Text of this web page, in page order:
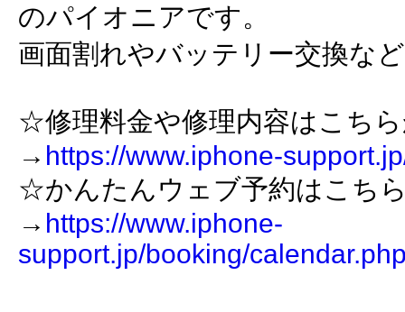
のパイオニアです。
画面割れやバッテリー交換な
☆修理料金や修理内容はこち
→ https://www.iphone-
☆かんたんウェブ予約はこち
→ https://www.iphone-
support.jp/booking/